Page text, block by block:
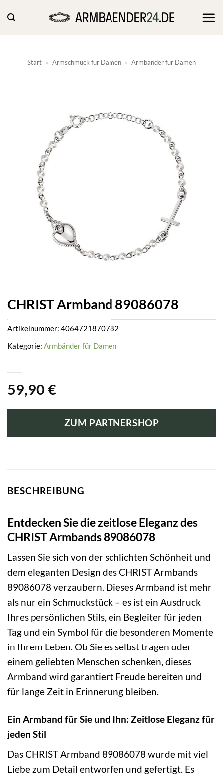
Inhalt
springen
Start » Armschmuck für Damen » Armbänder für Damen
CHRIST Armband 89086078
59,90 €
ZUM PARTNERSHOP
Artikelnummer: 4064721870782
Kategorie: Armbänder für Damen
BESCHREIBUNG
Entdecken Sie die zeitlose Eleganz des
CHRIST Armbands 89086078
Lassen Sie sich von der schlichten Schönheit und
dem eleganten Design des CHRIST Armbands
89086078 verzaubern. Dieses Armband ist mehr
als nur ein Schmuckstück – es ist ein Ausdruck
Ihres persönlichen Stils, ein Begleiter für jeden
Tag und ein Symbol für die besonderen Momente
in Ihrem Leben. Ob Sie es selbst tragen oder
einem geliebten Menschen schenken, dieses
Armband wird garantiert Freude bereiten und
für lange Zeit in Erinnerung bleiben.
Ein Armband für Sie und Ihn: Zeitlose Eleganz für
jeden Stil
Das CHRIST Armband 89086078 wurde mit viel
Liebe zum Detail entworfen und gefertigt. Es